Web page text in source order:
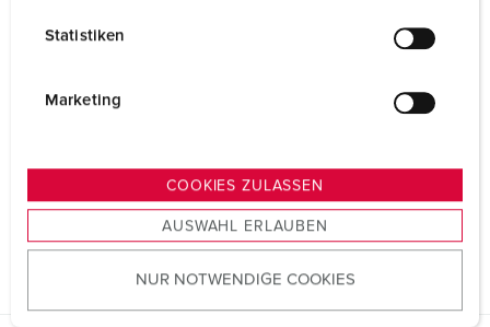
s
u
w
Statistiken
Marketing
COOKIES ZULASSEN
AUSWAHL ERLAUBEN
NUR NOTWENDIGE COOKIES